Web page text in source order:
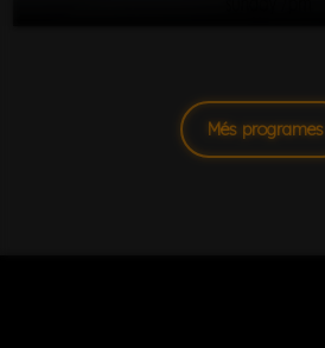
Més programes